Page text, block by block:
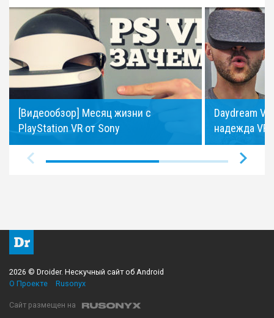
[Видеообзор] Месяц жизни с
PlayStation VR от Sony
Daydream
надежда VR
2026 © Droider. Нескучный сайт об Android
О Проекте
Rusonyx
Сайт размещен на